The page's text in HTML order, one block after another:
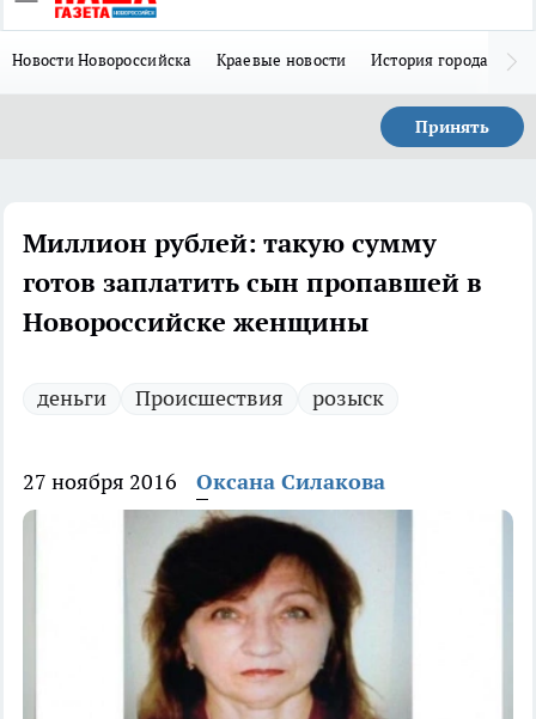
Новости Новороссийска Краевые новости История города Н
Принять
Миллион рублей: такую сумму
готов заплатить сын пропавшей в
Новороссийске женщины
деньги Происшествия розыск
27 ноября 2016 Оксана Силакова